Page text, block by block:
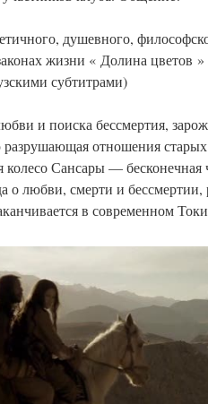
душевного,
жизни « Долина цветов
субтитрами)
и поиска бессмертия,
отношения
колесо Сансары —
о любви, смерти и бессмертии,
в современном